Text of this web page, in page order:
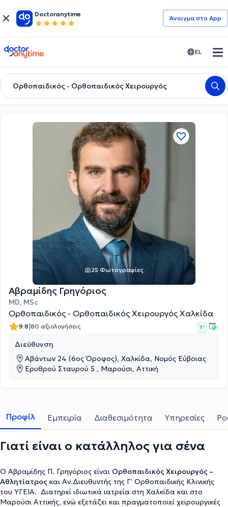
Doctoranytime
Άνοιγμα στο App
doctoranytime EL
Ορθοπαιδικός - Ορθοπαιδικός Χειρουργός
25 Φωτογραφίες
Αβραμίδης Γρηγόριος
MD, MSc
Ορθοπαιδικός - Ορθοπαιδικός Χειρουργός Χαλκίδα
9.8|80 αξιολογήσεις 1 '
Διεύθυνση
Αβάντων 24 (6ος Όροφος), Χαλκίδα, Νομός Εύβοιας
Ερυθρού Σταυρού 5 , Μαρούσι, Αττική
Προφίλ Εμπειρία Διαθεσιμότητα Υπηρεσίες
Γιατί είναι ο κατάλληλος για σένα
Ο Αβραμίδης Π. Γρηγόριος είναι Ορθοπαιδικός Χειρουργός –
Αθλητίατρος και Αν.Διευθυντής της Γ' Ορθοπαιδικής Κλινικής
του ΥΓΕΙΑ. Διατηρεί ιδιωτικά ιατρεία στη Χαλκίδα και στο
Μαρούσι Αττικής, ενώ εξετάζει και πραγματοποιεί χειρουργικές